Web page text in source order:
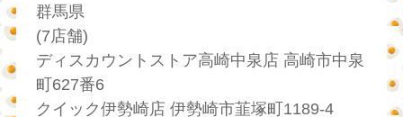
群馬県
(7店舗)
ディスカウントストア高崎中泉店 高崎市中泉
町627番6
クイック伊勢崎店 伊勢崎市韮塚町1189-4